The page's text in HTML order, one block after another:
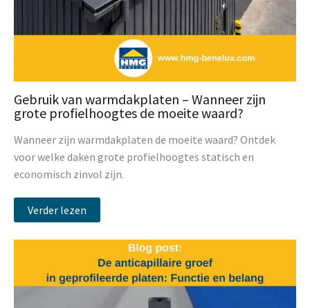
Gebruik van warmdakplaten – Wanneer zijn
grote profielhoogtes de moeite waard?
Wanneer zijn warmdakplaten de moeite waard? Ontdek
voor welke daken grote profielhoogtes statisch en
economisch zinvol zijn.
Verder lezen